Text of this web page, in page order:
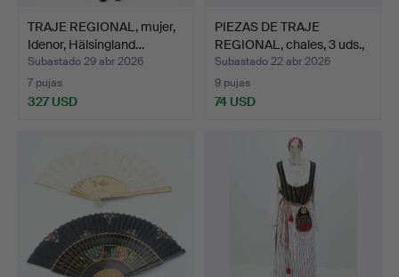
TRAJE REGIONAL, mujer,
Idenor, Hälsingland…
Subastado 29 abr 2026
7 pujas
327 USD
PIEZAS DE TRAJE
REGIONAL, chales, 3 uds.,
…
Subastado 22 abr 2026
9 pujas
74 USD